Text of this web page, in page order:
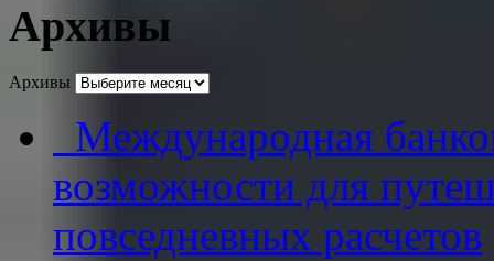
Архивы
Архивы
Международная
возможности для
повседневных расчетов